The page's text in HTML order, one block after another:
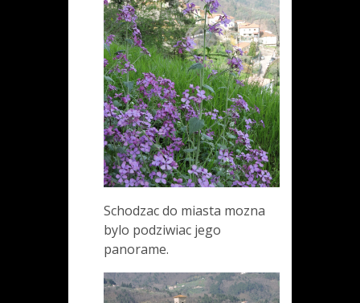
Schodzac do miasta mozna
bylo podziwiac jego
panorame.